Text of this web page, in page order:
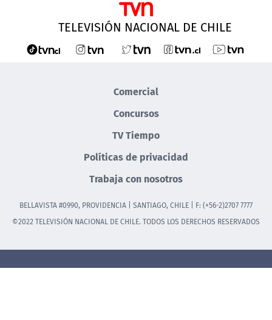
TELEVISIÓN NACIONAL DE CHILE
Comercial
Concursos
TV Tiempo
Políticas de privacidad
Trabaja con nosotros
BELLAVISTA #0990, PROVIDENCIA | SANTIAGO, CHILE | F: (+56-2)2707 7777
©2022 TELEVISIÓN NACIONAL DE CHILE. TODOS LOS DERECHOS RESERVADOS